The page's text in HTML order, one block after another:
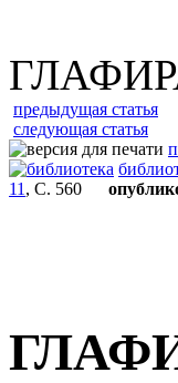
предыдущая статья
следующая статья
11 , С. 560